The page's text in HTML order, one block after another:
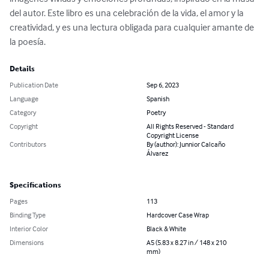
del autor. Este libro es una celebración de la vida, el amor y la
creatividad, y es una lectura obligada para cualquier amante de
la poesía.
Details
Publication Date
Sep 6, 2023
Language
Spanish
Category
Poetry
Copyright
All Rights Reserved - Standard
Copyright License
Contributors
By (author): Junnior Calcaño
Álvarez
Specifications
Pages
113
Binding Type
Hardcover Case Wrap
Interior Color
Black & White
Dimensions
A5 (5.83 x 8.27 in / 148 x 210
mm)